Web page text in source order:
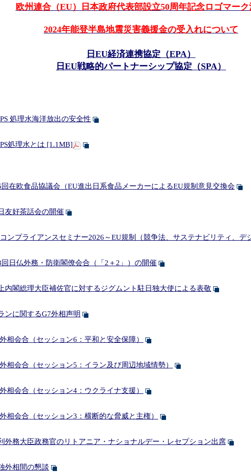
ュティコファ元欧州議会議員に対する叙勲伝達式の開催 (於：相川大使公邸)(令和
ーデンパーティーの開催 (於：相川大使公邸)(令和7年9月2日)
日本文化紹介行事の開催(令和7年5月13日)
プンデー2025におけるワークショップの開催(令和7年5月10日)
年を祝う夕べの開催（令和7年2月5日）
）日本政府代表部設立50周年記念ロゴマーク決定
任状捧呈（令和6年6月21日）
状捧呈（令和6年1月11日）
欧州連合（EU）日本政府代表部設立50周年記念ロゴマーク
2024年能登半島地震災害義援金の受入れについて
日EU経済連携協定（EPA）
日EU戦略的パートナーシップ協定（SPA）
処理水海洋放出の安全性
処理水とは [1.1MB]
回在欧食品協議会（EU進出日系食品メーカーによるEU規制意見交換会
友好茶話会の開催
コンプライアンスセミナー2026～EU規制（競争法、サステナビリティ、デ
回日仏外務・防衛閣僚会合（「2＋2」）の開催
内閣総理大臣補佐官に対するジグムント駐日独大使による表敬
ンに関するG7外相声明
相会合（セッション6：平和と安全保障）
相会合（セッション5：イラン及び周辺地域情勢）
相会合（セッション4：ウクライナ支援）
相会合（セッション3：横断的な脅威と主権）
外務大臣政務官のリトアニア・ナショナルデー・レセプション出席
外相間の懇談